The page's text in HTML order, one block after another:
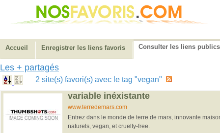
Accueil Enregistrer les liens favoris Consulter les liens publics
Les + partagés
2 site(s) favori(s) avec le tag "vegan"
variable inéxistante
www.terredemars.com
Entrez dans le monde de terre de mars, innovante
naturels, vegan, et cruelty-free.